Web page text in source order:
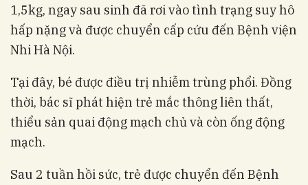
1,5kg, ngay sau sinh đã rơi vào tình trạng suy hô
hấp nặng và được chuyển cấp cứu đến Bệnh viện
Nhi Hà Nội.
Tại đây, bé được điều trị nhiễm trùng phổi. Đồng
thời, bác sĩ phát hiện trẻ mắc thông liên thất,
thiểu sản quai động mạch chủ và còn ống động
mạch.
Sau 2 tuần hồi sức, trẻ được chuyển đến Bệnh